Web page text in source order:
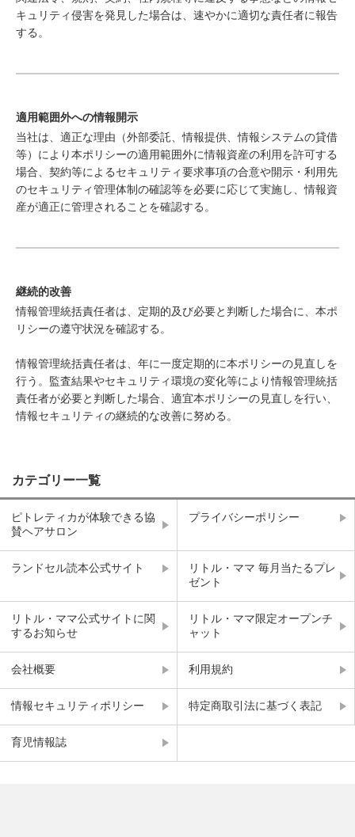
キュリティ侵害を発見した場合は、速やかに適切な責任者に報告
する。
適用範囲外への情報開示
当社は、適正な理由（外部委託、情報提供、情報システムの貸借
等）により本ポリシーの適用範囲外に情報資産の利用を許可する
場合、契約等によるセキュリティ要求事項の合意や開示・利用先
のセキュリティ管理体制の確認等を必要に応じて実施し、情報資
産が適正に管理されることを確認する。
継続的改善
情報管理統括責任者は、定期的及び必要と判断した場合に、本ポ
リシーの遵守状況を確認する。
情報管理統括責任者は、年に一度定期的に本ポリシーの見直しを
行う。監査結果やセキュリティ環境の変化等により情報管理統括
責任者が必要と判断した場合、適宜本ポリシーの見直しを行い、
情報セキュリティの継続的な改善に努める。
カテゴリー一覧
ピトレティカが体験できる協
賛ヘアサロン
プライバシーポリシー
ランドセル読本公式サイト
リトル・ママ 毎月当たるプレ
ゼント
リトル・ママ公式サイトに関
するお知らせ
リトル・ママ限定オープンチ
ャット
会社概要 利用規約
情報セキュリティポリシー 特定商取引法に基づく表記
育児情報誌